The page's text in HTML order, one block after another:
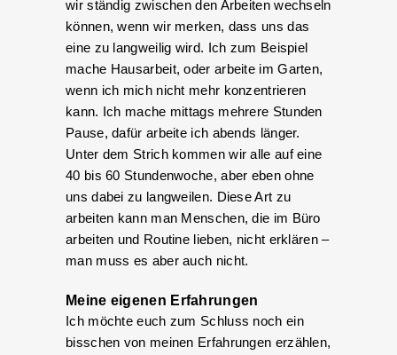
wir ständig zwischen den Arbeiten wechseln
können, wenn wir merken, dass uns das
eine zu langweilig wird. Ich zum Beispiel
mache Hausarbeit, oder arbeite im Garten,
wenn ich mich nicht mehr konzentrieren
kann. Ich mache mittags mehrere Stunden
Pause, dafür arbeite ich abends länger.
Unter dem Strich kommen wir alle auf eine
40 bis 60 Stundenwoche, aber eben ohne
uns dabei zu langweilen. Diese Art zu
arbeiten kann man Menschen, die im Büro
arbeiten und Routine lieben, nicht erklären –
man muss es aber auch nicht.
Meine eigenen Erfahrungen
Ich möchte euch zum Schluss noch ein
bisschen von meinen Erfahrungen erzählen,